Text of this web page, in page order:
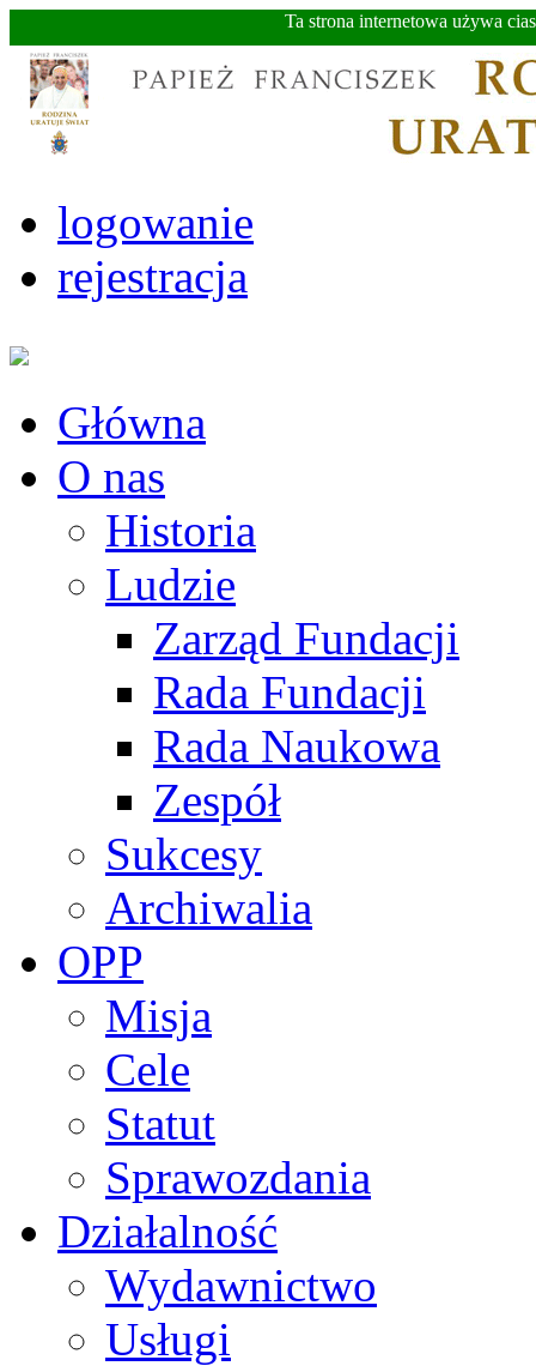
Ta strona internetowa używa
logowanie
rejestracja
Główna
O nas
Historia
Ludzie
Zarząd Fundacji
Rada Fundacji
Rada Naukowa
Zespół
Sukcesy
Archiwalia
OPP
Misja
Cele
Statut
Sprawozdania
Działalność
Wydawnictwo
Usługi